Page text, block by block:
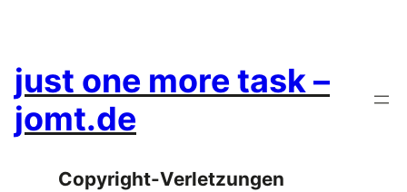
just one more task –
jomt.de
Copyright-Verletzungen